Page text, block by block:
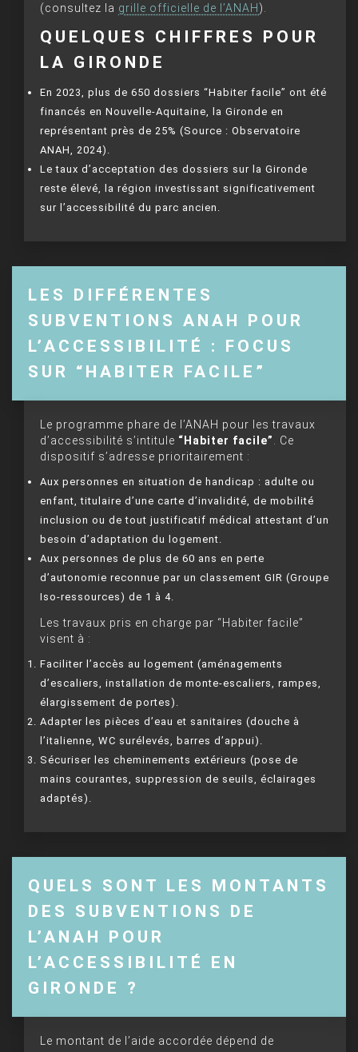
(consultez la grille officielle de l’ANAH ).
QUELQUES CHIFFRES POUR
LA GIRONDE
En 2023, plus de 650 dossiers “Habiter facile” ont été
financés en Nouvelle-Aquitaine, la Gironde en
représentant près de 25% (Source : Observatoire
ANAH, 2024).
Le taux d’acceptation des dossiers sur la Gironde
reste élevé, la région investissant significativement
sur l’accessibilité du parc ancien.
LES DIFFÉRENTES
SUBVENTIONS ANAH POUR
L’ACCESSIBILITÉ : FOCUS
SUR “HABITER FACILE”
Le programme phare de l’ANAH pour les travaux
d’accessibilité s’intitule “Habiter facile”
. Ce
dispositif s’adresse prioritairement :
Aux personnes en situation de handicap : adulte ou
enfant, titulaire d’une carte d’invalidité, de mobilité
inclusion ou de tout justificatif médical attestant d’un
besoin d’adaptation du logement.
Aux personnes de plus de 60 ans en perte
d’autonomie reconnue par un classement GIR (Groupe
Iso-ressources) de 1 à 4.
Les travaux pris en charge par “Habiter facile”
visent à :
Faciliter l’accès au logement (aménagements
d’escaliers, installation de monte-escaliers, rampes,
élargissement de portes).
Adapter les pièces d’eau et sanitaires (douche à
l’italienne, WC surélevés, barres d’appui).
Sécuriser les cheminements extérieurs (pose de
mains courantes, suppression de seuils, éclairages
adaptés).
QUELS SONT LES MONTANTS
DES SUBVENTIONS DE
L’ANAH POUR
L’ACCESSIBILITÉ EN
GIRONDE ?
Le montant de l’aide accordée dépend de